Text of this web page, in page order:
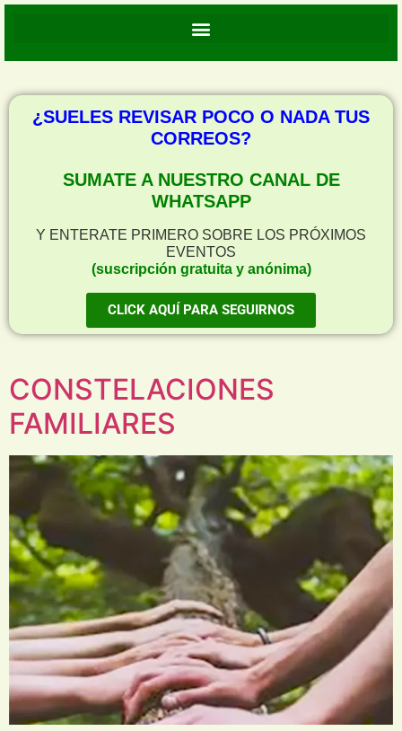
¿SUELES REVISAR POCO O NADA TUS
CORREOS?
SUMATE A NUESTRO CANAL DE
WHATSAPP
Y ENTERATE PRIMERO SOBRE LOS PRÓXIMOS
EVENTOS
(suscripción gratuita y anónima)
CLICK AQUÍ PARA SEGUIRNOS
CONSTELACIONES
FAMILIARES